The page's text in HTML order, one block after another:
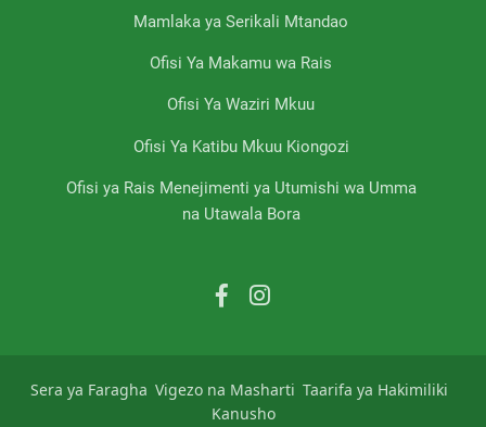
Mamlaka ya Serikali Mtandao
Ofisi Ya Makamu wa Rais
Ofisi Ya Waziri Mkuu
Ofisi Ya Katibu Mkuu Kiongozi
Ofisi ya Rais Menejimenti ya Utumishi wa Umma
na Utawala Bora
Sera ya Faragha Vigezo na Masharti Taarifa ya Hakimiliki
Kanusho